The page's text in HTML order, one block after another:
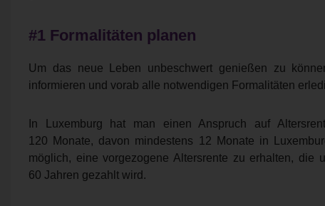
#1 Formalitäten planen
Um das neue Leben unbeschwert genießen zu
informieren und vorab alle notwendigen Formalitäten
In Luxemburg hat man einen Anspruch auf
120 Monate, davon mindestens 12 Monate in
möglich, eine vorgezogene Altersrente zu erhalten, die
60 Jahren gezahlt wird.